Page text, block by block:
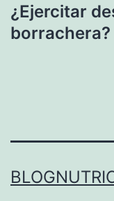
¿Ejercitar
borrachera?